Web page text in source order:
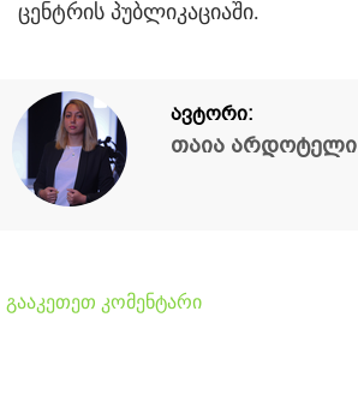
ცენტრის პუბლიკაციაში.
ავტორი:
თაია არდოტელი
გააკეთეთ კომენტარი